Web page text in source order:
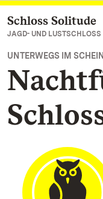
Zum Hauptinhalt
Schloss Solitude
JAGD- UND
UNTERWEGS IM